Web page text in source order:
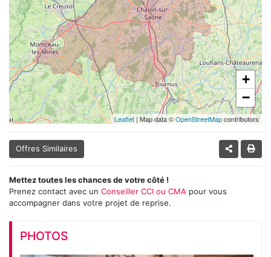
+
−
Leaflet | Map data ©OpenStreetMapcontributors
Offres Similaires
Mettez toutes les chances de votre côté !
Prenez contact avec un Conseiller CCI ou CMA pour vous
accompagner dans votre projet de reprise.
PHOTOS